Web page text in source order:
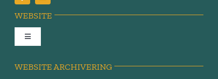
WEBSITE
Toggle
WEBSITE ARCHIVERING